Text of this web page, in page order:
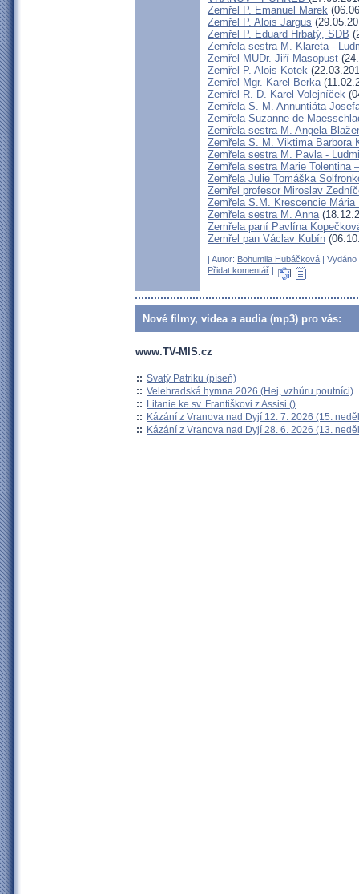
Zemřel P. Emanuel Marek
Zemřel P. Alois Jargus
Zemřel P. Eduard Hrbatý, SDB
Zemřela sestra M. Klareta -
Zemřel MUDr. Jiří Masopust
Zemřel P. Alois Kotek
Zemřel Mgr. Karel Berka
Zemřel R. D. Karel Volejníček
Zemřela S. M. Annuntiáta
Zemřela Suzanne de
Zemřela sestra M. Angela
Zemřela S. M. Viktima Barbora
Zemřela sestra M. Pavla -
Zemřela sestra Marie Tolentina
Zemřela Julie Tomáška
Zemřel profesor Miroslav
Zemřela S.M. Krescencie Mária
Zemřela sestra M. Anna
Zemřela paní Pavlína
Zemřel pan Václav Kubín
| Autor: Bohumila Hubáčková |
Přidat komentář |
Nové filmy, videa a audia (mp3) pro vás:
www.TV-MIS.cz
:: Svatý Patriku (píseň)
:: Velehradská hymna 2026 (Hej, vzhůru poutníci)
:: Litanie ke sv. Františkovi z Assisi ()
:: Kázání z Vranova nad Dyjí 12. 7. 2026 (15.
:: Kázání z Vranova nad Dyjí 28. 6. 2026 (13.